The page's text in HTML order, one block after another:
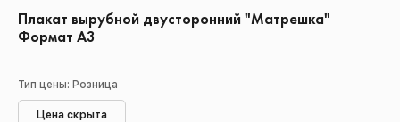
Плакат вырубной двусторонний "Матрешка"
Формат А3
Тип цены: Розница
Цена скрыта